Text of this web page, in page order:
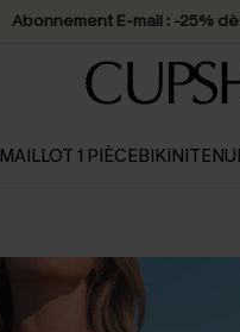
* Livraison éclair 2-3
MAILLOT 1 PIÈCEBIKINI